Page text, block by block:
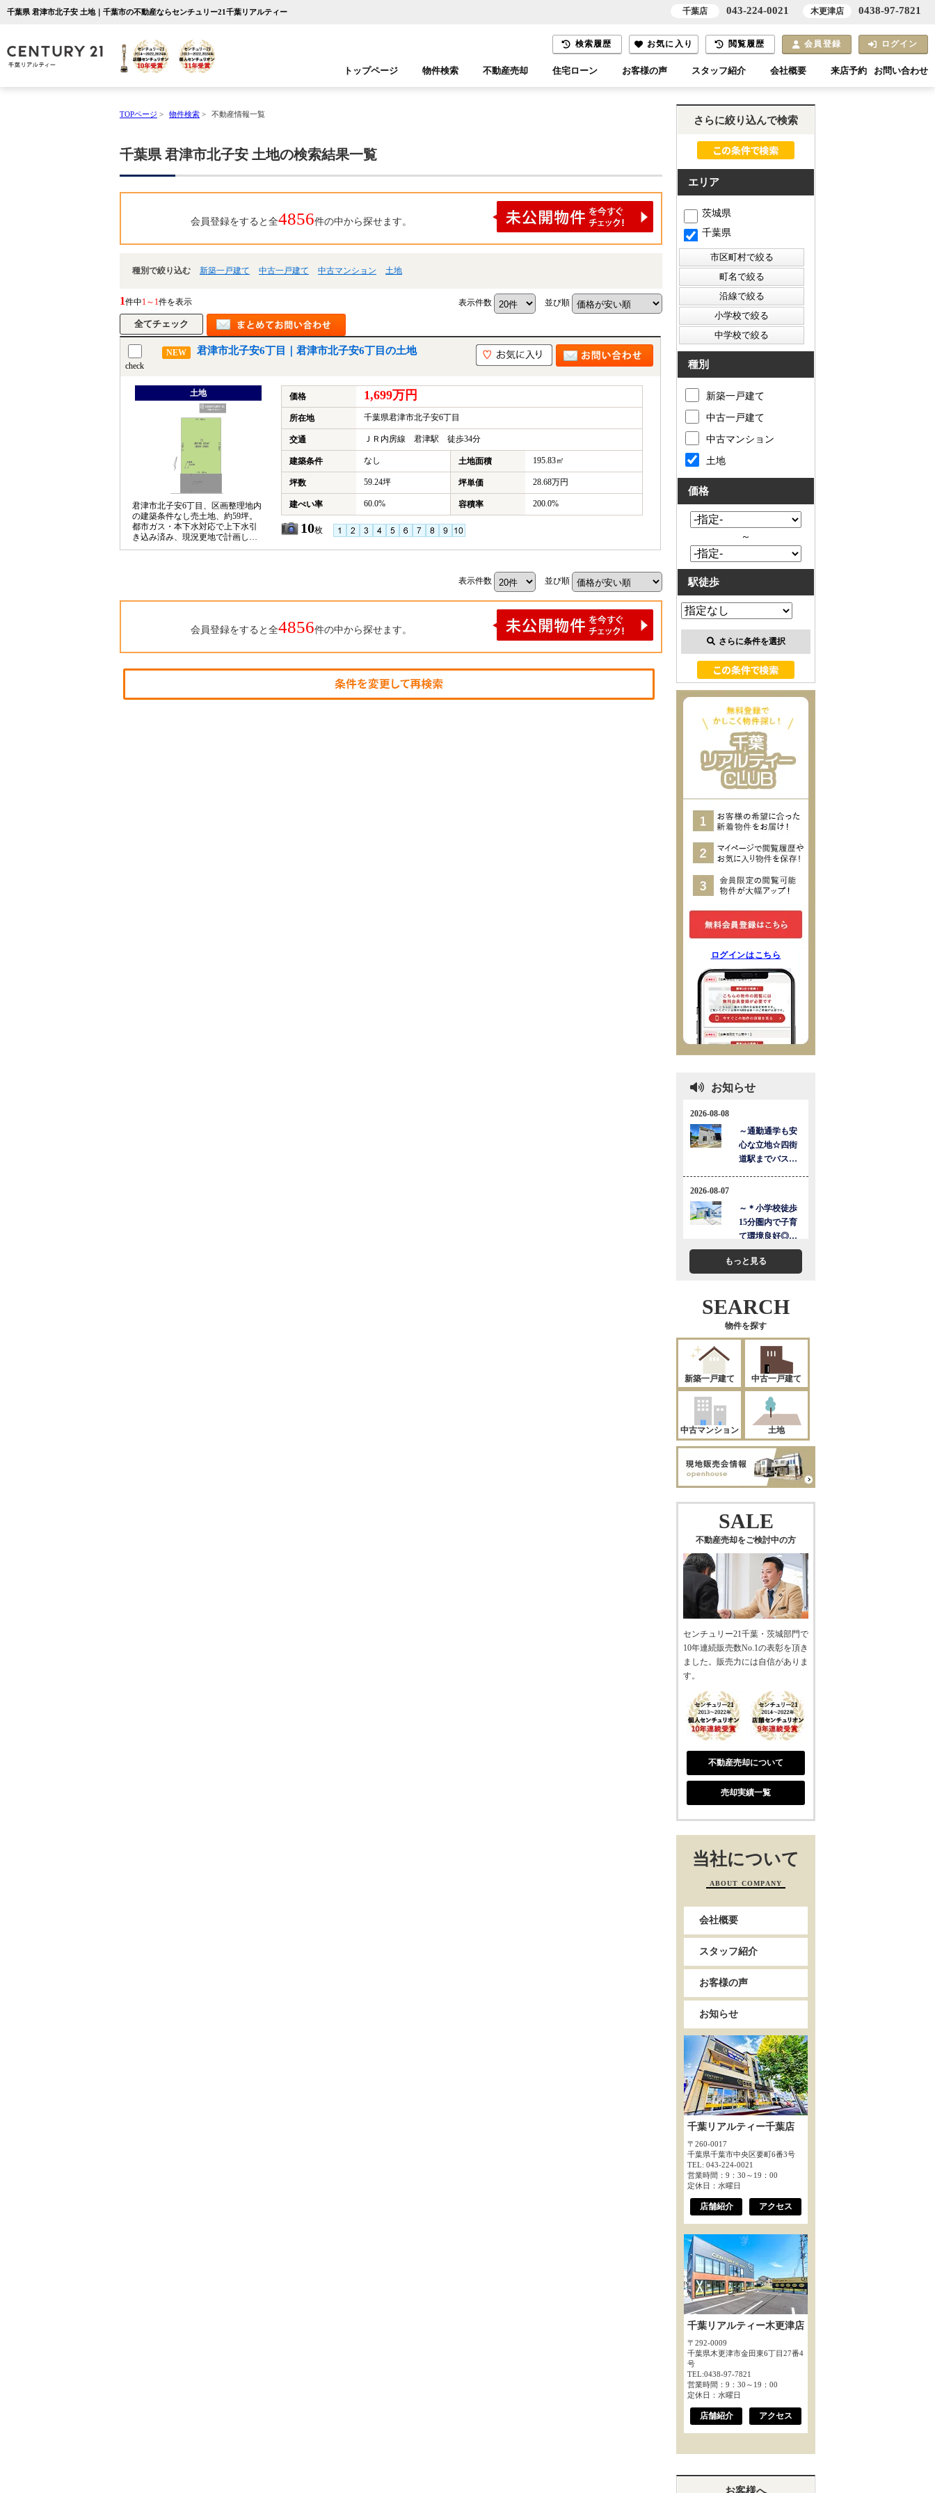
千葉県 君津市北子安 土地｜千葉市の不動産ならセンチュリー21千葉リアルティー
検索履歴 お気に入り 閲覧履歴 会員登録 ログイン
トップページ 物件検索 不動産売却 住宅ローン お客様の声 スタッフ紹介 会社概要 来店予約 お問い合わせ
TOPページ > 物件検索 > 不動産情報一覧
千葉県 君津市北子安 土地の検索結果一覧
会員登録をすると全4856件の中から探せます。
種別で絞り込む 新築一戸建て 中古一戸建て 中古マンション 土地
1件中1～1件を表示 表示件数 並び順
check
NEW 君津市北子安6丁目｜君津市北子安6丁目の土地
土地
君津市北子安6丁目、区画整理地内
の建築条件なし売土地、約59坪。
都市ガス・本下水対応で上下水引
き込み済み、現況更地で計画しや
すい一区画です。
価格 1,699万円
所在地 千葉県君津市北子安6丁目
交通 ＪＲ内房線 君津駅 徒歩34分
建築条件 なし 土地面積 195.83㎡
坪数 59.24坪 坪単価 28.68万円
建ぺい率 60.0% 容積率 200.0%
10枚
表示件数 並び順
会員登録をすると全4856件の中から探せます。
さらに絞り込んで検索
エリア
茨城県
千葉県
種別
新築一戸建て
中古一戸建て
中古マンション
土地
価格
～
駅徒歩
さらに条件を選択
ログインはこちら
お知らせ
もっと見る
SEARCH
物件を探す
新築一戸建て 中古一戸建て
中古マンション 土地
SALE
不動産売却をご検討中の方
センチュリー21千葉・茨城部門で
10年連続販売数No.1の表彰を頂き
ました。販売力には自信がありま
す。
不動産売却について
売却実績一覧
当社について
ABOUT COMPANY
会社概要
スタッフ紹介
お客様の声
お知らせ
千葉リアルティー千葉店
〒260-0017
千葉県千葉市中央区要町6番3号
TEL: 043-224-0021
営業時間：9：30～19：00
定休日：水曜日
店舗紹介 アクセス
千葉リアルティー木更津店
〒292-0009
千葉県木更津市金田東6丁目27番4
号
TEL:0438-97-7821
営業時間：9：30～19：00
定休日：水曜日
店舗紹介 アクセス
千葉店 043-224-0021 木更津店 0438-97-7821